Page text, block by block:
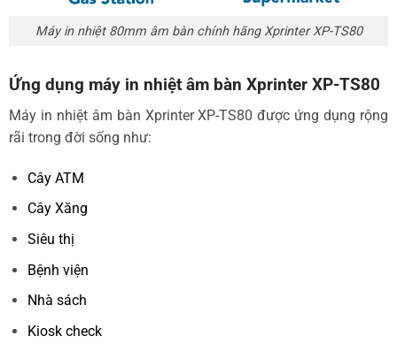
Máy in nhiệt 80mm âm bàn chính hãng Xprinter XP-TS80
Ứng dụng máy in nhiệt âm bàn Xprinter XP-TS80
Máy in nhiệt âm bàn Xprinter XP-TS80 được ứng dụng rộng
rãi trong đời sống như:
Cây ATM
Cây Xăng
Siêu thị
Bệnh viện
Nhà sách
Kiosk check